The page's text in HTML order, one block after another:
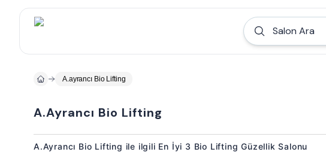
Salon Ara
A.ayrancı Bio Lifting
A.Ayrancı Bio Lifting
A.Ayrancı Bio Lifting ile ilgili En İyi 3 Bio Lifting Güzellik Salonu